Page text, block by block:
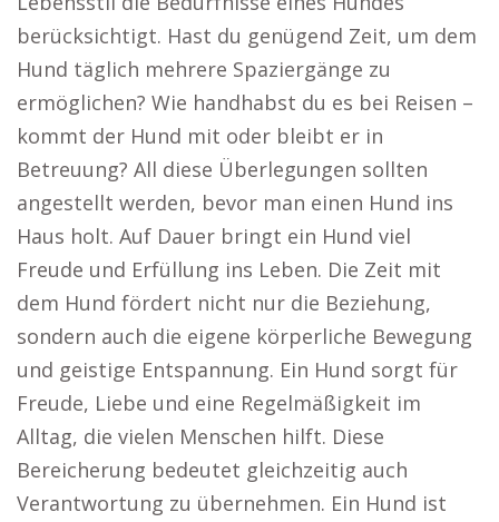
berücksichtigt. Hast du genügend Zeit, um dem
Hund täglich mehrere Spaziergänge zu
ermöglichen? Wie handhabst du es bei Reisen –
kommt der Hund mit oder bleibt er in
Betreuung? All diese Überlegungen sollten
angestellt werden, bevor man einen Hund ins
Haus holt. Auf Dauer bringt ein Hund viel
Freude und Erfüllung ins Leben. Die Zeit mit
dem Hund fördert nicht nur die Beziehung,
sondern auch die eigene körperliche Bewegung
und geistige Entspannung. Ein Hund sorgt für
Freude, Liebe und eine Regelmäßigkeit im
Alltag, die vielen Menschen hilft. Diese
Bereicherung bedeutet gleichzeitig auch
Verantwortung zu übernehmen. Ein Hund ist